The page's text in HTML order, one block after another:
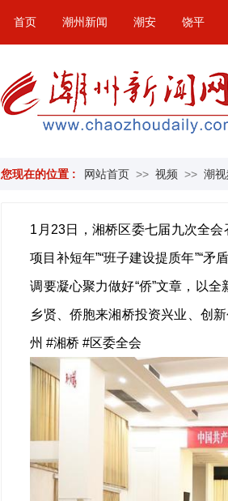
首页 潮州新闻 潮安 饶平
您现在的位置 : 网站首页 >> 视频 >> 潮
1月23日，湘桥区委七届九次全会
项目补短年”“班子建设提质年”“
调要凝心聚力做好“侨”文章，以
乡贤、侨胞来湘桥投资兴业、创
州 #湘桥 #区委全会